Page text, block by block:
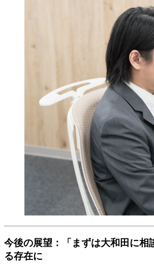
今後の展望：「まずは大和田に相
る存在に